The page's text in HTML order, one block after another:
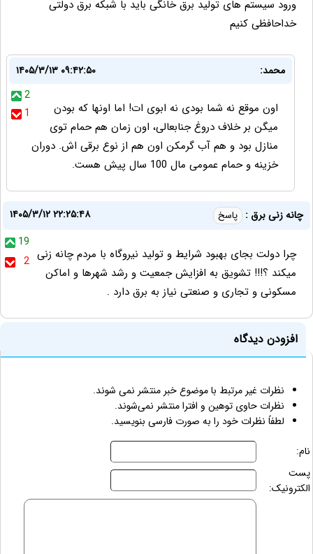
ورود سیستم های تولید برق خانگی باید با شبکه برق دولتی
خداحافظی کنیم
محمد:
۱۴۰۵/۳/۱۳ ۰۹:۴۲:۵۰
2
1
اون موقع نه شما بودی نه ابوی ات! اما اونها که بودن
میگن بر خلاف دروغ جنابعالی، اون زمان هم حمام توی
منازل بود و هم آب گرمکن اون هم از نوع برقی اش. دوران
خزینه و حمام عمومی مال 100 سال پیش هست.
چانه زنی برق : پاسخ
۱۴۰۵/۳/۱۲ ۲۲:۲۵:۴۸
19
2 چرا دولت بجای بهبود شرایط و تولید نیروگاه با مردم چانه زنی
میکند ؟!!! تشویق به افزایش جمعیت و رشد شهرها و اماکن
مسکونی و تجاری و صنعتی نیاز به برق دارد .
افزودن دیدگاه
نظرات غیر مرتبط با موضوع خبر منتشر نمی شوند.
نظرات حاوی توهین و افترا منتشر نمی‌شوند.
لطفاً نظرات خود را به صورت فارسی بنویسید.
نام:
پست
الکترونیک: